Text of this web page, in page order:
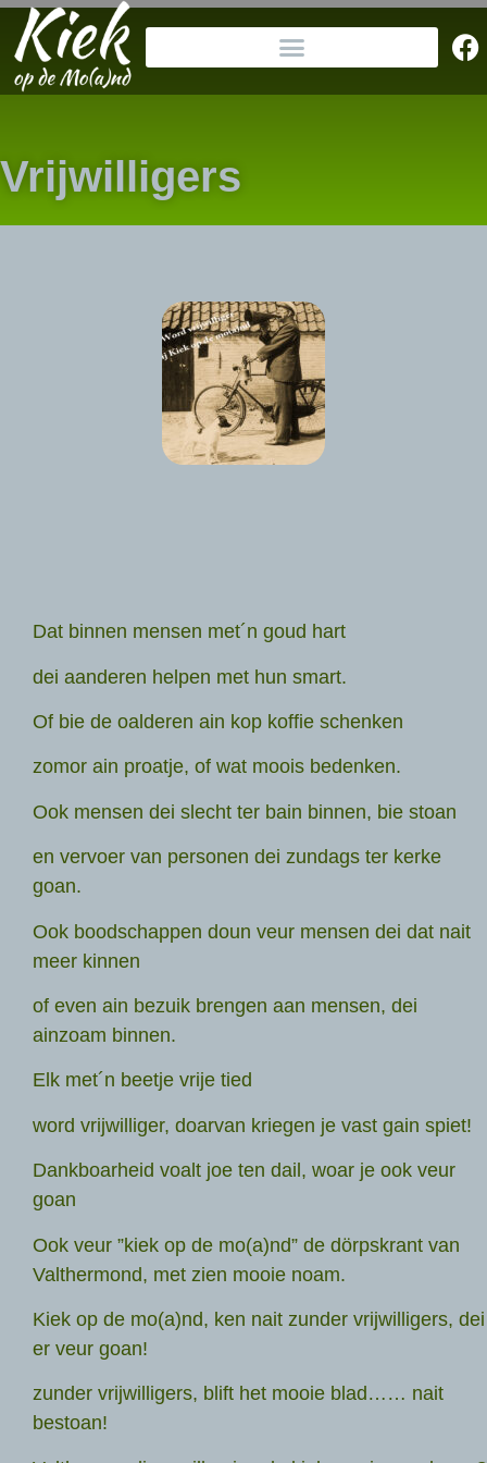
Vrijwilligers
Dat binnen mensen met´n goud hart
dei aanderen helpen met hun smart.
Of bie de oalderen ain kop koffie schenken
zomor ain proatje, of wat moois bedenken.
Ook mensen dei slecht ter bain binnen, bie stoan
en vervoer van personen dei zundags ter kerke
goan.
Ook boodschappen doun veur mensen dei dat nait
meer kinnen
of even ain bezuik brengen aan mensen, dei
ainzoam binnen.
Elk met´n beetje vrije tied
word vrijwilliger, doarvan kriegen je vast gain spiet!
Dankboarheid voalt joe ten dail, woar je ook veur
goan
Ook veur ”kiek op de mo(a)nd” de dörpskrant van
Valthermond, met zien mooie noam.
Kiek op de mo(a)nd, ken nait zunder vrijwilligers, dei
er veur goan!
zunder vrijwilligers, blift het mooie blad…… nait
bestoan!